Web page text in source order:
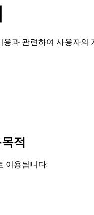
과 관련하여 사용자
적
이용됩니다: